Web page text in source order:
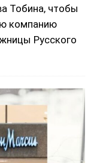
Тобина, чтобы
компанию
Русского